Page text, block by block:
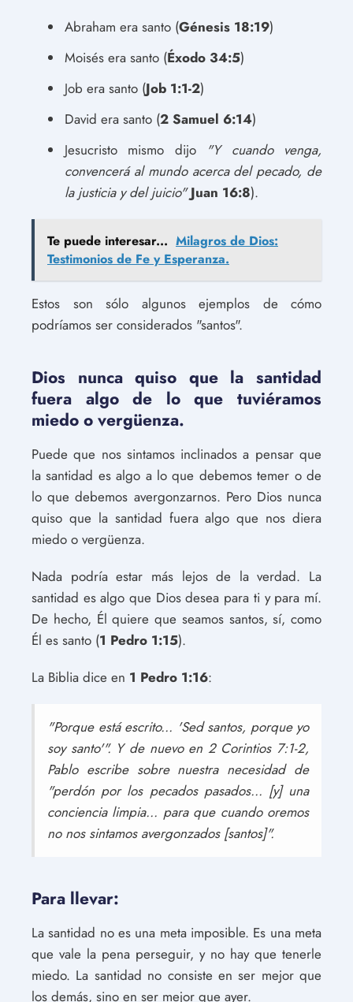
Abraham era santo (Génesis 18:19)
Moisés era santo (Éxodo 34:5)
Job era santo (Job 1:1-2)
David era santo (2 Samuel 6:14)
Jesucristo mismo dijo
"Y cuando venga,
convencerá al mundo acerca del pecado, de
la justicia y del juicio" Juan 16:8).
Te puede interesar... Milagros de Dios:
Testimonios de Fe y Esperanza.
Estos son sólo algunos ejemplos de cómo
podríamos ser considerados "santos".
Dios nunca quiso que la santidad
fuera algo de lo que tuviéramos
miedo o vergüenza.
Puede que nos sintamos inclinados a pensar que
la santidad es algo a lo que debemos temer o de
lo que debemos avergonzarnos. Pero Dios nunca
quiso que la santidad fuera algo que nos diera
miedo o vergüenza.
Nada podría estar más lejos de la verdad. La
santidad es algo que Dios desea para ti y para mí.
De hecho, Él quiere que seamos santos, sí, como
Él es santo (1 Pedro 1:15).
La Biblia dice en 1 Pedro 1:16:
"Porque está escrito... 'Sed santos, porque yo
soy santo'". Y de nuevo en 2 Corintios 7:1-2,
Pablo escribe sobre nuestra necesidad de
"perdón por los pecados pasados... [y] una
conciencia limpia... para que cuando oremos
no nos sintamos avergonzados [santos]".
Para llevar:
La santidad no es una meta imposible. Es una meta
que vale la pena perseguir, y no hay que tenerle
miedo. La santidad no consiste en ser mejor que
los demás, sino en ser mejor que ayer.